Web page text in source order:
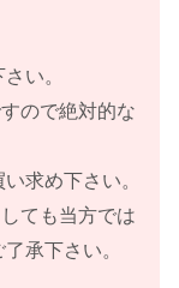
い。
ので絶対的な
求め下さい。
ても当方では
承下さい。